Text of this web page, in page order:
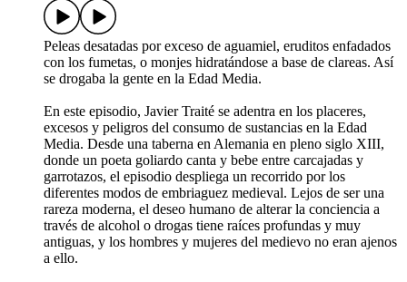
Peleas desatadas por exceso de aguamiel, eruditos enfadados
con los fumetas, o monjes hidratándose a base de clareas. Así
se drogaba la gente en la Edad Media.
En este episodio, Javier Traité se adentra en los placeres,
excesos y peligros del consumo de sustancias en la Edad
Media. Desde una taberna en Alemania en pleno siglo XIII,
donde un poeta goliardo canta y bebe entre carcajadas y
garrotazos, el episodio despliega un recorrido por los
diferentes modos de embriaguez medieval. Lejos de ser una
rareza moderna, el deseo humano de alterar la conciencia a
través de alcohol o drogas tiene raíces profundas y muy
antiguas, y los hombres y mujeres del medievo no eran ajenos
a ello.